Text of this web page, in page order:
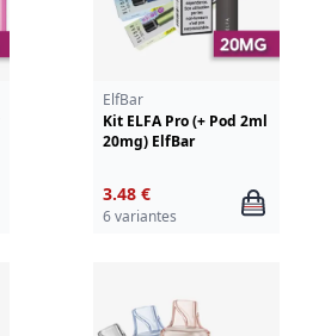
ElfBar
Kit ELFA Pro (+ Pod 2ml
20mg) ElfBar
3.48 €
6 variantes